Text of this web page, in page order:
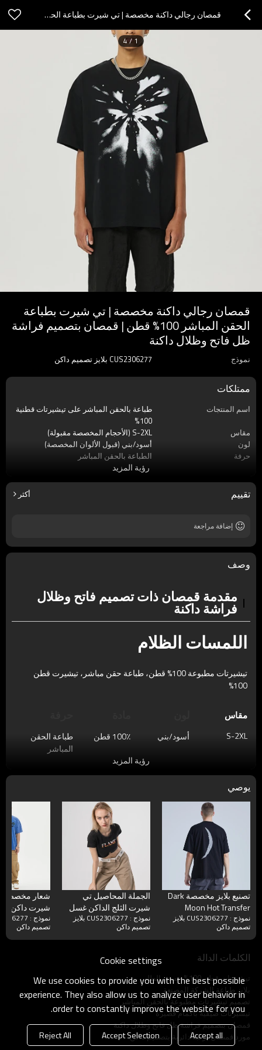
قمصان رجالي داكنة مخصصة | تي شيرت بطباعة الحقن المباشر 100% قطن | قمصان بتصميم فراشة ظل فاتح وظلال داكنة
1
/
4
قمصان رجالي داكنة مخصصة | تي شيرت بطباعة
الحقن المباشر 100% قطن | قمصان بتصميم فراشة
ظل فاتح وظلال داكنة
نموذج CUS2306277 بلايز تصميم داكن
ممتلكات
اسم المنتجات
طباعة بالحقن المباشر على تيشيرتات قطنية
100%
مقاس
S-2XL (الأحجام المخصصة مقبولة)
لون
أسود/بني (قبول الألوان المخصصة)
حرفة
الطباعة بالحقن المباشر
قبول التسمية المخصصة
موسم
صيف
مادة
رؤية المزيد
تقييم أكثر
إضافة مراجعة
وصف
مقدمة قمصان ذات تصميم فاتح وظلال
فراشة داكنة
اللمسات الظلام
تيشيرتات مطبوعة 100% قطن، طباعة حقن مباشر، تيشيرت قطن
100%
مقاس
S-2XL أسود/بني 100٪ قطن
طباعة الحقن
المباشر
رؤية المزيد
يوصي
تصنيع بلايز مخصصة Dark
Moon Hot Transfer
Printing Tshirts للرجال
نموذج : CUS2306277 بلايز
تصميم داكن
الجملة المحاصيل تي
شيرت الثلج الداكن غسل
القطن تي شيرت
المحاصيل
نموذج : CUS2306277 بلايز
تصميم داكن
شعار مخصص
قطن منشفة
حجب التباين
تصميم داكن
الكلمات الدالة
تيشيرتات قطن 100% حسب الطلب
بلايز طباعة الشركة المصنعة
تصميم تيشيرتات مطبوعة بالحقن المباشر
تيشيرتات صيفية بأكمام قصيرة
قمصان بتصميم فراشة ظل فاتح وظلال داكنة
مورد قمصان برقبة دائرية بتصميم داكن
Cookie settings
We use cookies to provide you with the best possible
experience. They also allow us to analyze user behavior in
order to constantly improve the website for you.
Accept all
Accept Selection
Reject All